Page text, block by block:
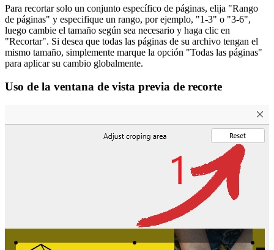
Para recortar solo un conjunto específico de páginas, elija "Rango
de páginas" y especifique un rango, por ejemplo, "1-3" o "3-6",
luego cambie el tamaño según sea necesario y haga clic en
"Recortar". Si desea que todas las páginas de su archivo tengan el
mismo tamaño, simplemente marque la opción "Todas las páginas"
para aplicar su cambio globalmente.
Uso de la ventana de vista previa de recorte